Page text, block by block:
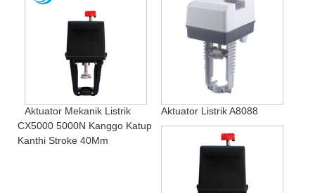
Aktuator Mekanik Listrik
CX5000 5000N Kanggo Katup
Kanthi Stroke 40Mm
Aktuator Listrik A8088